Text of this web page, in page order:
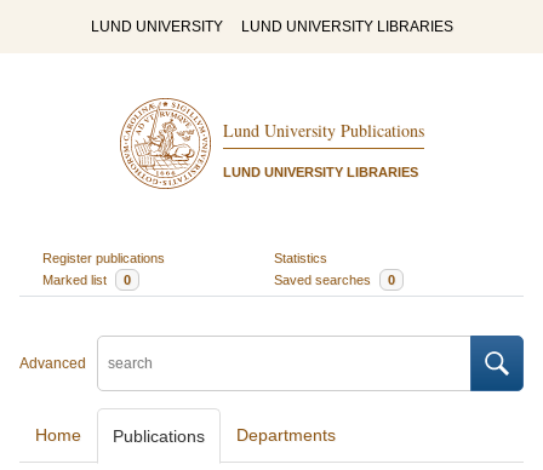
LUND UNIVERSITY LUND UNIVERSITY LIBRARIES
Lund University Publications
LUND UNIVERSITY LIBRARIES
Register publications
Statistics
Marked list
0 Saved searches 0
Advanced
Home Publications Departments